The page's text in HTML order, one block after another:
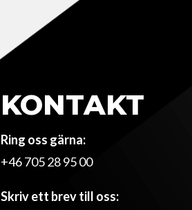
KONTAKT
Ring oss gärna:
+46 705 28 95 00
Skriv ett brev till oss: